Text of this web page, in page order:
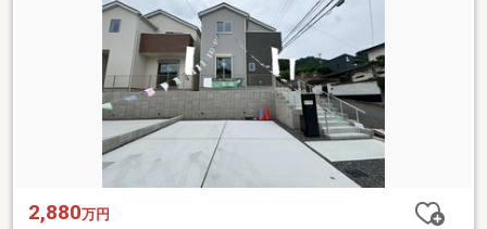
2,880万円